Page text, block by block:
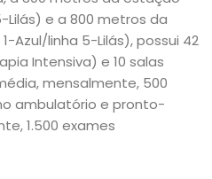
Lilás) e a 800 metros da
Azul/linha 5-Lilás), possui 42
Intensiva) e 10 salas
mensalmente, 500
ambulatório e pronto-
1.500 exames